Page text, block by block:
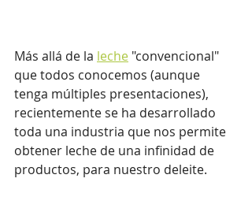
Más allá de la leche "convencional"
que todos conocemos (aunque
tenga múltiples presentaciones),
recientemente se ha desarrollado
toda una industria que nos permite
obtener leche de una infinidad de
productos, para nuestro deleite.